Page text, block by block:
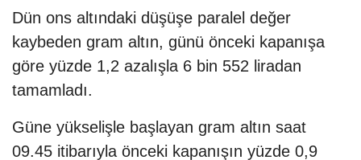
Dün ons altındaki düşüşe paralel değer
kaybeden gram altın, günü önceki kapanışa
göre yüzde 1,2 azalışla 6 bin 552 liradan
tamamladı.
Güne yükselişle başlayan gram altın saat
09.45 itibarıyla önceki kapanışın yüzde 0,9